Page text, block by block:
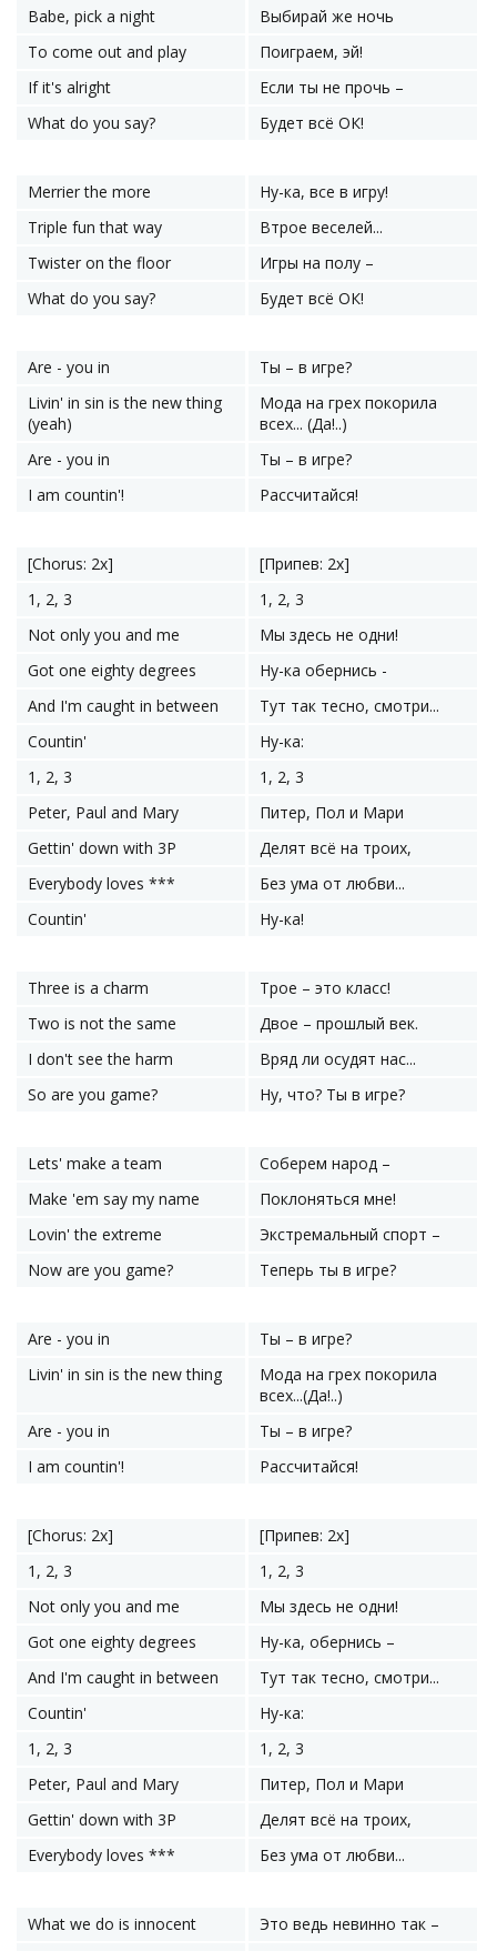
Babe, pick a night
Выбирай же ночь
To come out and play
Поиграем, эй!
If it's alright
Если ты не прочь –
What do you say?
Будет всё ОК!
Merrier the more
Ну-ка, все в игру!
Triple fun that way
Втрое веселей...
Twister on the floor
Игры на полу –
What do you say?
Будет всё ОК!
Are - you in
Ты – в игре?
Livin' in sin is the new thing
(yeah)
Мода на грех покорила
всех... (Да!..)
Are - you in
Ты – в игре?
I am countin'!
Рассчитайся!
[Chorus: 2x]
[Припев: 2x]
1, 2, 3
1, 2, 3
Not only you and me
Мы здесь не одни!
Got one eighty degrees
Ну-ка обернись -
And I'm caught in between
Тут так тесно, смотри...
Countin'
Ну-ка:
1, 2, 3
1, 2, 3
Peter, Paul and Mary
Питер, Пол и Мари
Gettin' down with 3P
Делят всё на троих,
Everybody loves ***
Без ума от любви...
Countin'
Ну-ка!
Three is a charm
Трое – это класс!
Two is not the same
Двое – прошлый век.
I don't see the harm
Вряд ли осудят нас...
So are you game?
Ну, что? Ты в игре?
Lets' make a team
Соберем народ –
Make 'em say my name
Поклоняться мне!
Lovin' the extreme
Экстремальный спорт –
Now are you game?
Теперь ты в игре?
Are - you in
Ты – в игре?
Livin' in sin is the new thing
Мода на грех покорила
всех...(Да!..)
Are - you in
Ты – в игре?
I am countin'!
Рассчитайся!
[Chorus: 2x]
[Припев: 2x]
1, 2, 3
1, 2, 3
Not only you and me
Мы здесь не одни!
Got one eighty degrees
Ну-ка, обернись –
And I'm caught in between
Тут так тесно, смотри...
Countin'
Ну-ка:
1, 2, 3
1, 2, 3
Peter, Paul and Mary
Питер, Пол и Мари
Gettin' down with 3P
Делят всё на троих,
Everybody loves ***
Без ума от любви...
What we do is innocent
Это ведь невинно так –